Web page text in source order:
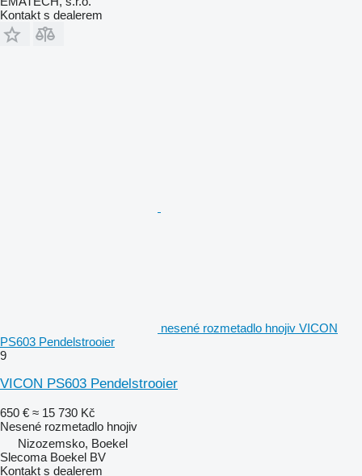
Kontakt s dealerem
nesené rozmetadlo hnojiv VICON
PS603 Pendelstrooier
9
VICON PS603 Pendelstrooier
650 € ≈ 15 730 Kč
Nesené rozmetadlo hnojiv
Nizozemsko, Boekel
Slecoma Boekel BV
Kontakt s dealerem